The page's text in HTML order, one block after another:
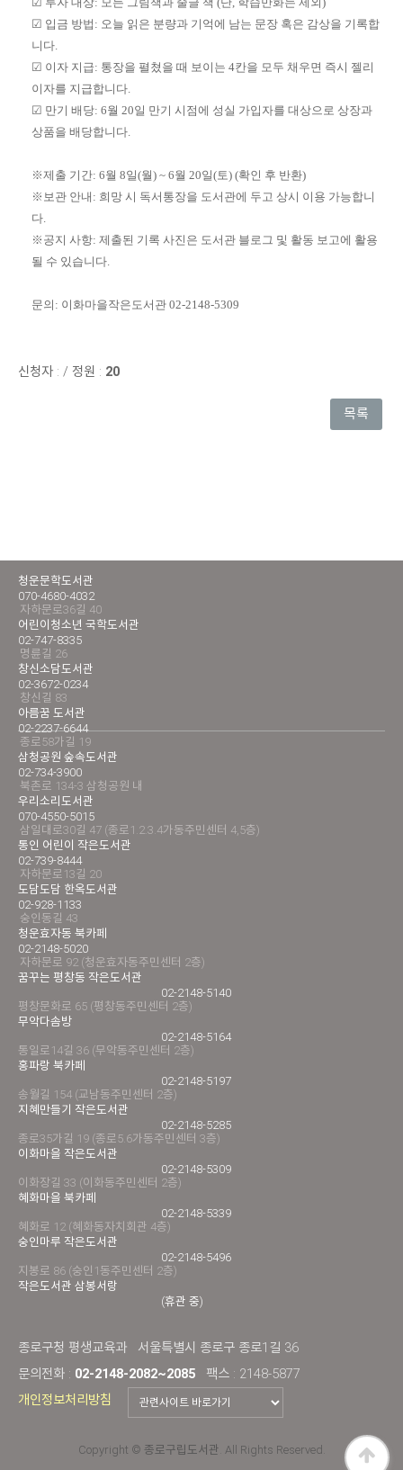
☑ 입금 방법 : 오늘 읽은 분량과 기억에 남는 문장 혹은 감상을 기록합
니다.
☑ 이자 지급: 통장을 펼쳤을 때 보이는 4칸을 모두 채우면 즉시 젤리
이자를 지급합니다.
☑ 만기 배당: 6월 20일 만기 시점에 성실 가입자를 대상으로 상장과
상품을 배당합니다.
※제출 기간: 6월 8일(월) ~ 6월 20일(토) (확인 후 반환)
※ 보관 안내 : 희망 시 독서통장을 도서관에 두고 상시 이용 가능합니
다.
※ 공지 사항: 제출된 기록 사진은 도서관 블로그 및 활동 보고에 활용
될 수 있습니다.
문의: 이화마을작은도서관 02-2148-5309
신청자 : / 정원 : 20
목록
청운문학도서관
070-4680-4032
자하문로36길 40
어린이청소년 국학도서관
02-747-8335
명륜길 26
창신소담도서관
02-3672-0234
창신길 83
아름꿈 도서관
02-2237-6644
종로58가길 19
삼청공원 숲속도서관
02-734-3900
북촌로 134-3 삼청공원 내
우리소리도서관
070-4550-5015
삼일대로30길 47 (종로1.2.3.4가동주민센터 4,5층)
통인 어린이 작은도서관
02-739-8444
자하문로13길 20
도담도담 한옥도서관
02-928-1133
숭인동길 43
청운효자동 북카페
02-2148-5020
자하문로 92 (청운효자동주민센터 2층)
꿈꾸는 평창동 작은도서관
02-2148-5140
평창문화로 65 (평창동주민센터 2층)
무악다솜방
02-2148-5164
통일로14길 36 (무악동주민센터 2층)
홍파랑 북카페
02-2148-5197
송월길 154 (교남동주민센터 2층)
지혜만들기 작은도서관
02-2148-5285
종로35가길 19 (종로5.6가동주민센터 3층)
이화마을 작은도서관
02-2148-5309
이화장길 33 (이화동주민센터 2층)
혜화마을 북카페
02-2148-5339
혜화로 12 (혜화동자치회관 4층)
숭인마루 작은도서관
02-2148-5496
지봉로 86 (숭인1동주민센터 2층)
작은도서관 삼봉서랑
(휴관 중)
종로구청 평생교육과
서울특별시 종로구 종로1길 36
문의전화 : 02-2148-2082~2085
팩스 : 2148-5877
개인정보처리방침
Copyright © 종로구립도서관. All Rights Reserved.